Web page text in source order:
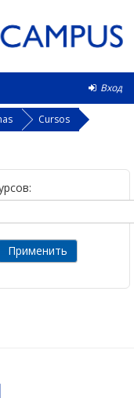
Вход
Cursos